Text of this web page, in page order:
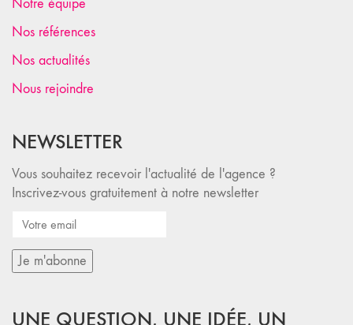
Notre équipe
Nos références
Nos actualités
Nous rejoindre
NEWSLETTER
Vous souhaitez recevoir l'actualité de l'agence ?
Inscrivez-vous gratuitement à notre newsletter
UNE QUESTION, UNE IDÉE, UN